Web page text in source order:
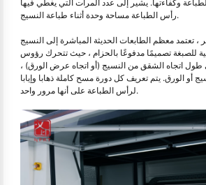
وكفاءتها. يشير إلى عدد المرات التي يغطي فيها
رأس الطباعة مساحة وحدة أثناء طباعة النسيج.
تعتمد معظم الطابعات الحديثة المباشرة إلى النسيج
للصبغة تصميمًا مدفوعًا بالحزام ، حيث تتحرك رؤوس
طول اتجاه الشقق من النسيج (أو اتجاه عرض الورق) ،
أو الورق. يتم تعريف كل دورة مسح كاملة ذهابا وإيابا
لرأس الطباعة على أنها مرور واحد.